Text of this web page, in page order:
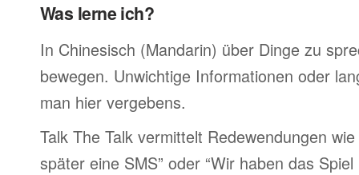
Was lerne ich?
In Chinesisch (Mandarin) über Dinge zu
bewegen. Unwichtige Informationen oder
man hier vergebens.
Talk The Talk vermittelt Redewendungen
später eine SMS” oder “Wir haben das